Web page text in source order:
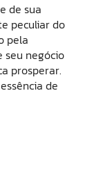
de sua
peculiar do
pela
seu negócio
prosperar.
de